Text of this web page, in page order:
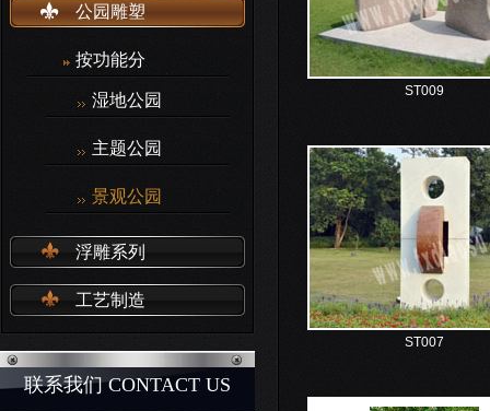
公园雕塑
按功能分
湿地公园
主题公园
景观公园
浮雕系列
工艺制造
联系我们 CONTACT US
ST009
ST007